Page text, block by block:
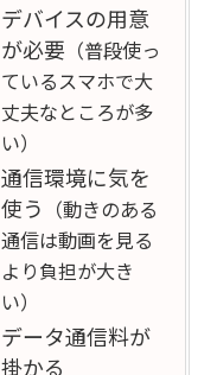
デバイスの用意
が必要 （普段使っ
ているスマホで大
丈夫なところが多
い）
通信環境に気を
使う （動きのある
通信は動画を見る
より負担が大き
い）
データ通信料が
掛かる